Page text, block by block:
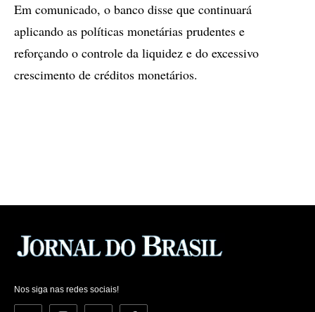
Em comunicado, o banco disse que continuará
aplicando as políticas monetárias prudentes e
reforçando o controle da liquidez e do excessivo
crescimento de créditos monetários.
Nos siga nas redes sociais!